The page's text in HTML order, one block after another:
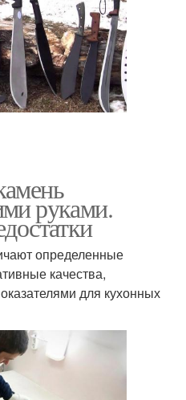
руками.
определенные
качества,
для кухонных